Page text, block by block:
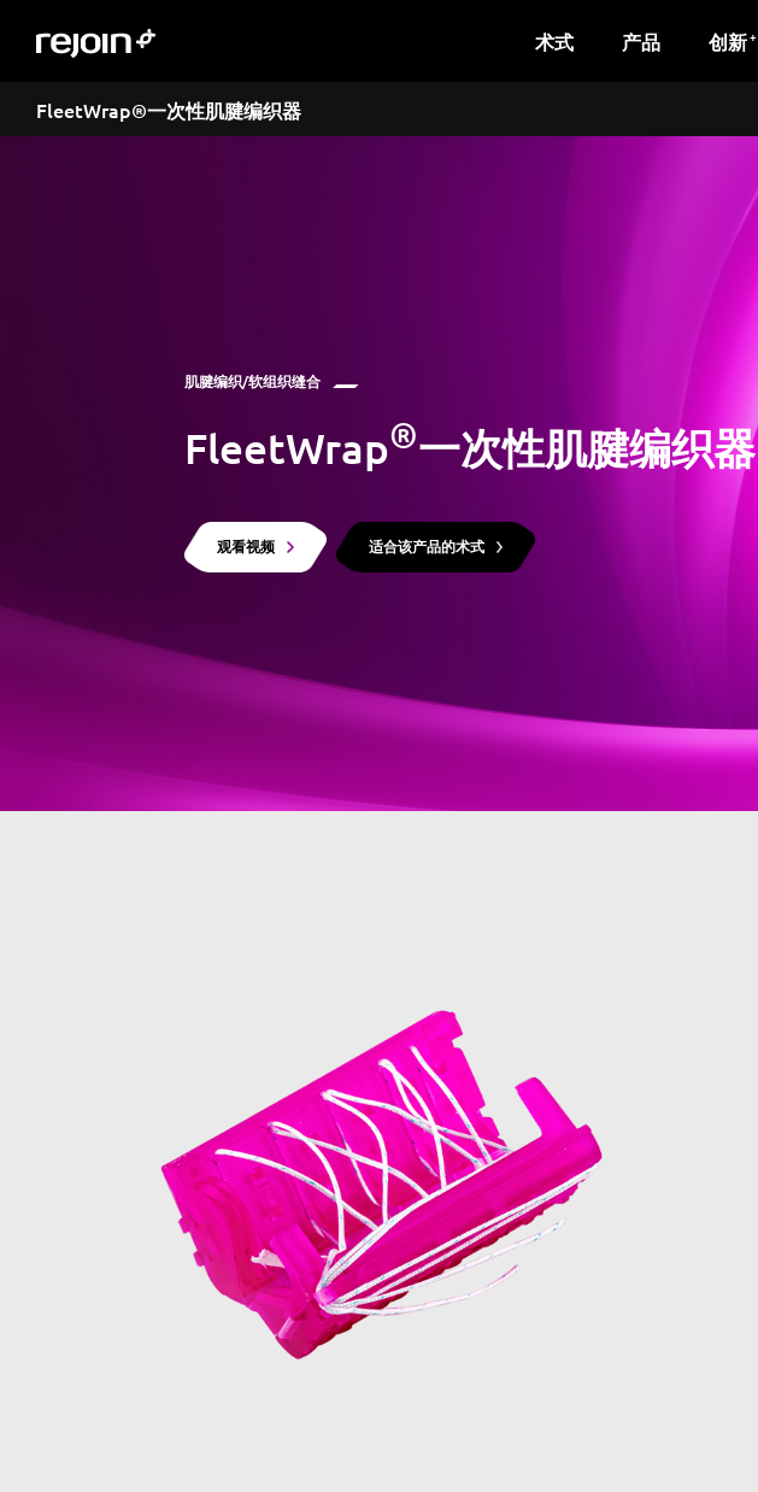
术式 产品 创新+
FleetWrap®一次性肌腱编织器
肌腱编织/软组织缝合
FleetWrap®一次性肌腱编织器
观看视频 适合该产品的术式